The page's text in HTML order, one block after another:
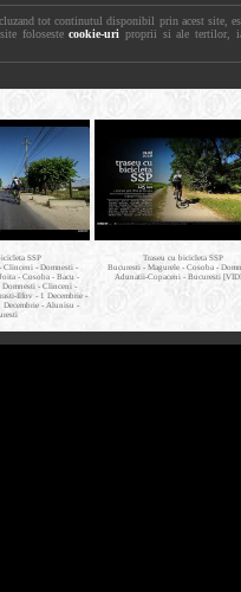
tot continutul disponibil prin acest site,
folosestecookie-uri proprii si ale tertilor,
SSP
Clinceni - Domnesti -
- Cosoba - Bacu -
Domnesti - Clinceni -
Ilfov - 1 Decembrie -
- Alunisu -
Traseu cu bicicleta SSP
Bucuresti - Magurele - Cosoba -
Adunatii-Copaceni - Bucuresti